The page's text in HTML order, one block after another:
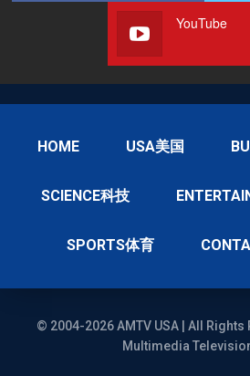
YouTube
HOME USA美国
SCIENCE科技
SPORTS体育
© 2004-2026 AMTV USA | All
Multimedia Television